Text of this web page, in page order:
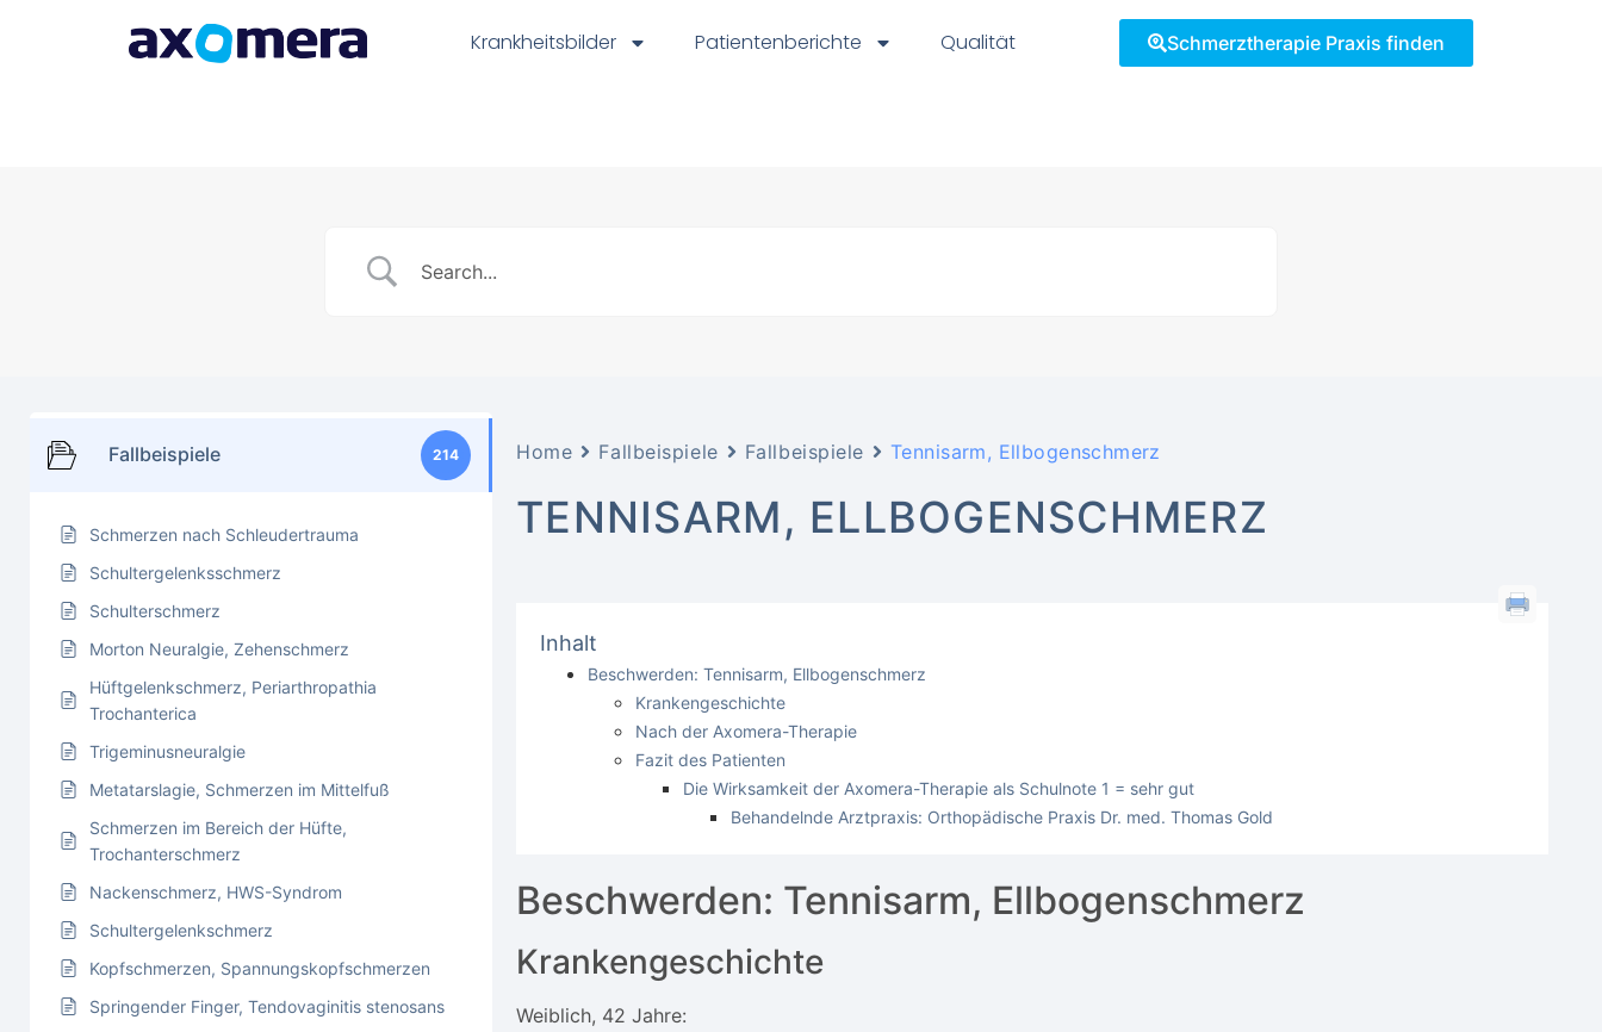
Krankheitsbilder Patientenberichte Qualität Schmerztherapie Praxis finden
Fallbeispiele 214
Schmerzen nach Schleudertrauma
Schultergelenksschmerz
Schulterschmerz
Morton Neuralgie, Zehenschmerz
Hüftgelenkschmerz, Periarthropathia
Trochanterica
Trigeminusneuralgie
Metatarslagie, Schmerzen im Mittelfuß
Schmerzen im Bereich der Hüfte,
Trochanterschmerz
Nackenschmerz, HWS-Syndrom
Schultergelenkschmerz
Kopfschmerzen, Spannungskopfschmerzen
Springender Finger, Tendovaginitis stenosans
Home Fallbeispiele Fallbeispiele Tennisarm, Ellbogenschmerz
TENNISARM, ELLBOGENSCHMERZ
Inhalt
Beschwerden: Tennisarm, Ellbogenschmerz
Krankengeschichte
Nach der Axomera-Therapie
Fazit des Patienten
Die Wirksamkeit der Axomera-Therapie als Schulnote 1 = sehr gut
Behandelnde Arztpraxis: Orthopädische Praxis Dr. med. Thomas Gold
Beschwerden: Tennisarm, Ellbogenschmerz
Krankengeschichte
Weiblich, 42 Jahre: